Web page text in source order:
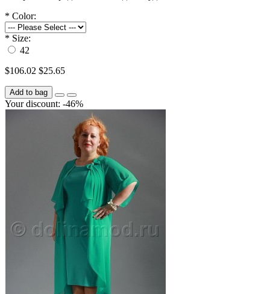
* Color:
* Size:
42
$106.02 $25.65
Add to bag
Your discount: -46%